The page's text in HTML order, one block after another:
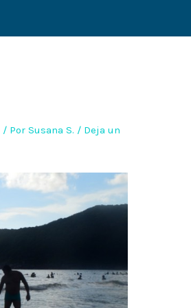
/ PorSusana S. / Deja un